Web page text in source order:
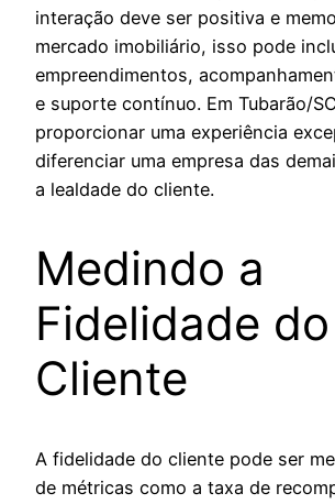
interação deve ser positiva e
mercado imobiliário, isso pode
empreendimentos,
e suporte contínuo. Em Tubarão/
proporcionar uma experiência
diferenciar uma empresa das
a lealdade do cliente.
Medindo a
Fidelidade do
Cliente
A fidelidade do cliente pode ser
de métricas como a taxa de